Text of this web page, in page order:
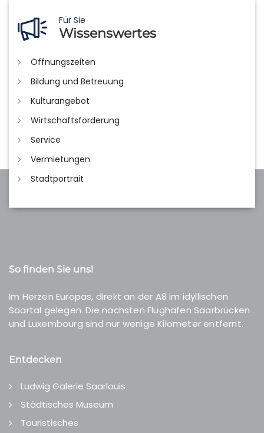
Für Sie
Wissenswertes
Öffnungszeiten
Bildung und Betreuung
Kulturangebot
Wirtschaftsförderung
Service
Vermietungen
Stadtportrait
So finden Sie uns!
Im Herzen Europas, direkt an der A8 im idyllischen
Saartal gelegen. Die nächsten Flughäfen Saarbrücken
und Luxembourg sind nur wenige Kilometer entfernt.
Entdecken
Ludwig Galerie Saarlouis
Städtisches Museum
Touristisches